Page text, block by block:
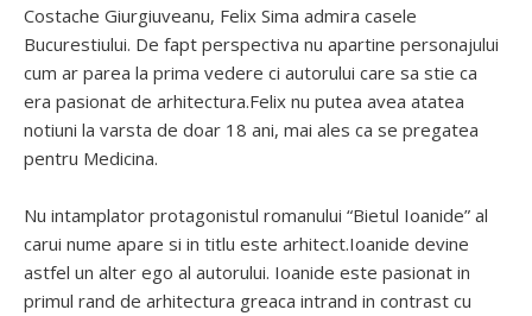
Costache Giurgiuveanu, Felix Sima admira casele
Bucurestiului. De fapt perspectiva nu apartine personajului
cum ar parea la prima vedere ci autorului care sa stie ca
era pasionat de arhitectura.Felix nu putea avea atatea
notiuni la varsta de doar 18 ani, mai ales ca se pregatea
pentru Medicina.
Nu intamplator protagonistul romanului “Bietul Ioanide” al
carui nume apare si in titlu este arhitect.Ioanide devine
astfel un alter ego al autorului. Ioanide este pasionat in
primul rand de arhitectura greaca intrand in contrast cu